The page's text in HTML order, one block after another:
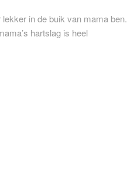
in de buik van mama ben.
hartslag is heel